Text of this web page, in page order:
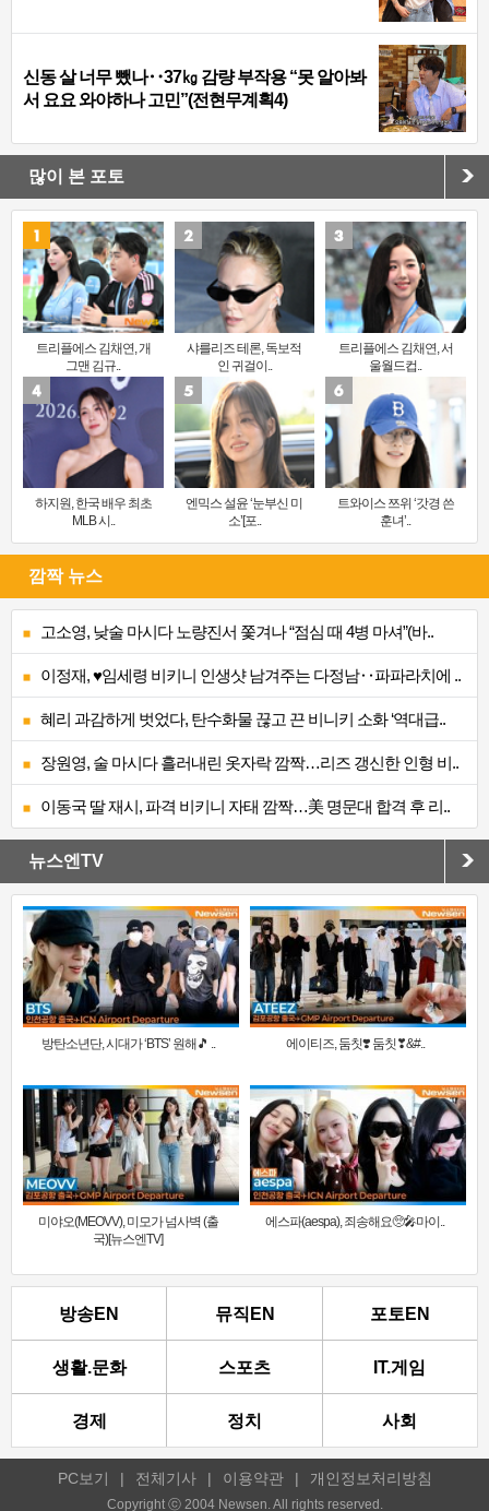
신동 살 너무 뺐나‥37㎏ 감량 부작용 “못 알아봐
서 요요 와야하나 고민”(전현무계획4)
많이 본 포토
트리플에스 김채연, 개
그맨 김규..
샤를리즈 테론, 독보적
인 귀걸이..
트리플에스 김채연, 서
울월드컵..
하지원, 한국 배우 최초
MLB 시..
엔믹스 설윤 ‘눈부신 미
소’[포..
트와이스 쯔위 ‘갓경 쓴
훈녀’..
깜짝 뉴스
고소영, 낮술 마시다 노량진서 쫓겨나 “점심 때 4병 마셔”(바..
이정재, ♥임세령 비키니 인생샷 남겨주는 다정남‥파파라치에 ..
혜리 과감하게 벗었다, 탄수화물 끊고 끈 비니키 소화 ‘역대급..
장원영, 술 마시다 흘러내린 옷자락 깜짝…리즈 갱신한 인형 비..
이동국 딸 재시, 파격 비키니 자태 깜짝…美 명문대 합격 후 리..
뉴스엔TV
방탄소년단, 시대가 ‘BTS’ 원해🎵 .. 에이티즈, 둠칫❣️ 둠칫❣&#..
미야오(MEOVV), 미모가 넘사벽 (출
국)[뉴스엔TV]
에스파(aespa), 죄송해요🥺🎤마이..
방송EN 뮤직EN 포토EN
생활.문화 스포츠 IT.게임
경제 정치 사회
PC보기 | 전체기사 | 이용약관 | 개인정보처리방침
Copyright ⓒ 2004 Newsen. All rights reserved.